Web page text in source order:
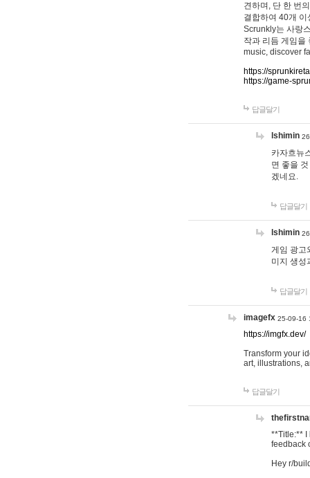
견하며, 단 한 번
결합하여 40개
Scrunkly는 사랑
작과 리듬 게임을
music, discover
https://
https://game-
답글달기
lshimin
카자흐뉴
면 좋을
겠네요.
답글달기
lshimin
게임 광고
미지 생성
답글달기
imagefx 25-09-16
https://imgfx.dev/
Transform your
art, illustrations,
답글달기
**Title:** I
feedback
Hey r/